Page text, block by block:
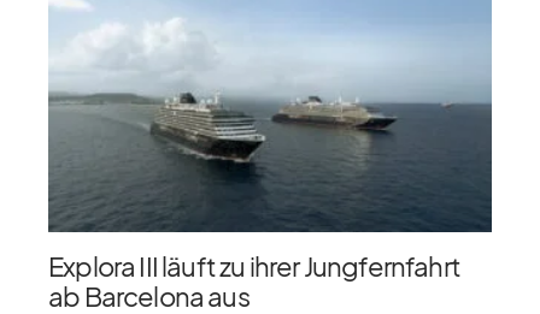
Explora III läuft zu ihrer Jungfernfahrt
ab Barcelona aus